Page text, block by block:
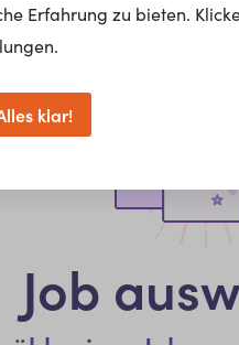
Job
Erfahrung zu bieten.
klar!